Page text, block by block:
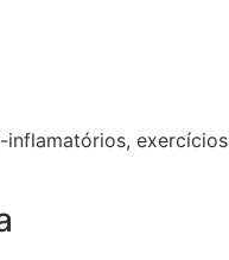
inflamatórios, exercícios